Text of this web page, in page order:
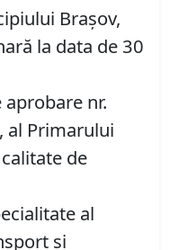
Brașov,
la data de 30
nr.
al Primarului
de
al
și